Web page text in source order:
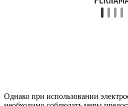
Однако при использовании